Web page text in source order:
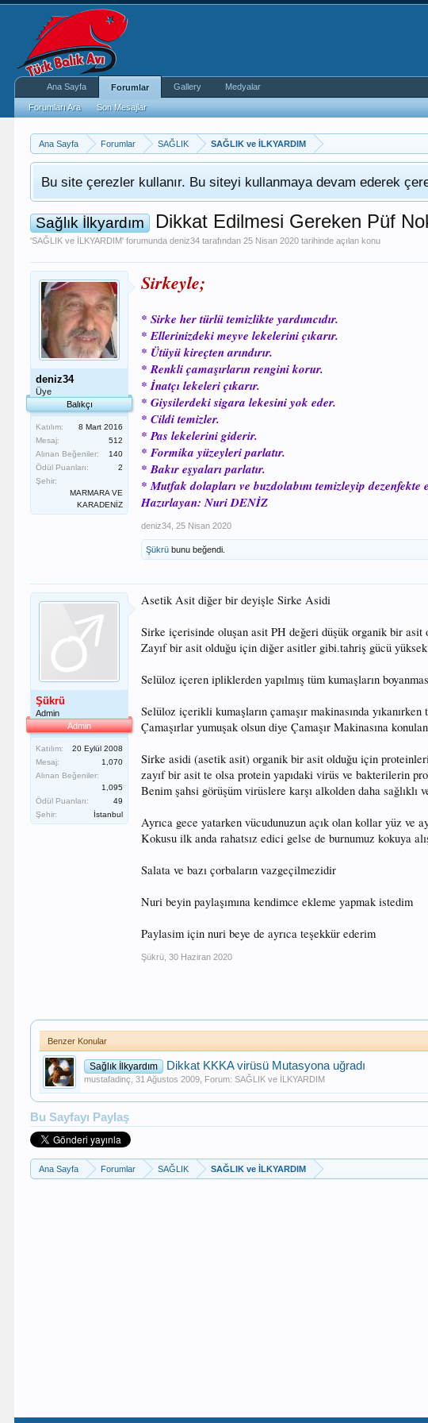
Ana Sayfa Forumlar SAĞLIK SAĞLIK ve İLKYARDIM
Bu site çerezler kullanır. Bu siteyi kullanmaya devam ederek
Sağlık İlkyardım Dikkat Edilmesi Gereken Püf
'SAĞLIK ve İLKYARDIM' forumundadeniz34 tarafından25 Nisan 2020 tarihinde açılan konu
deniz34
Üye
Balıkçı
Katılım:
8 Mart 2016
Mesaj:
512
Alınan Beğeniler:
140
Ödül Puanları:
2
Şehir:
MARMARA VE
KARADENİZ
Sirkeyle;
* Sirke her türlü temizlikte yardımcıdır.
* Ellerinizdeki meyve lekelerini çıkarır.
* Ütüyü kireçten arındırır.
* Renkli çamaşırların rengini korur.
* İnatçı lekeleri çıkarır.
* Giysilerdeki sigara lekesini yok eder.
* Cildi temizler.
* Pas lekelerini giderir.
* Formika yüzeyleri parlatır.
* Bakır eşyaları parlatır.
* Mutfak dolapları ve buzdolabını temizleyip dezenfekte
Hazırlayan: Nuri DENİZ
deniz34 25 Nisan 2020
Şükrü bunu beğendi.
Şükrü
Admin
Admin
Katılım:
20 Eylül 2008
Mesaj:
1,070
Alınan Beğeniler:
1,095
Ödül Puanları:
49
Şehir:
İstanbul
Asetik Asit diğer bir deyişle Sirke Asidi
Sirke içerisinde oluşan asit PH değeri düşük organik bir asit
Zayıf bir asit olduğu için diğer asitler gibi.tahriş gücü
Selüloz içeren ipliklerden yapılmış tüm kumaşların
Selüloz içerikli kumaşların çamaşır makinasında
Çamaşırlar yumuşak olsun diye Çamaşır Makinasına
Sirke asidi (asetik asit) organik bir asit olduğu için
zayıf bir asit te olsa protein yapıdaki virüs ve bakterilerin
Benim şahsi görüşüm virüslere karşı alkolden daha sağlıklı
Ayrıca gece yatarken vücudunuzun açık olan kollar yüz ve
Kokusu ilk anda rahatsız edici gelse de burnumuz kokuya
Salata ve bazı çorbaların vazgeçilmezidir
Nuri beyin paylaşımına kendimce ekleme yapmak istedim
Paylasim için nuri beye de ayrıca teşekkür ederim
Şükrü 30 Haziran 2020
Benzer Konular
Sağlık İlkyardım Dikkat KKKA virüsü Mutasyona uğradı
mustafadinç ,31 Ağustos 2009 , Forum:SAĞLIK ve İLKYARDIM
Bu Sayfayı Paylaş
Ana Sayfa Forumlar SAĞLIK SAĞLIK ve İLKYARDIM
Ana Sayfa Forumlar
Forumları Ara Son Mesajlar
Gallery Medyalar